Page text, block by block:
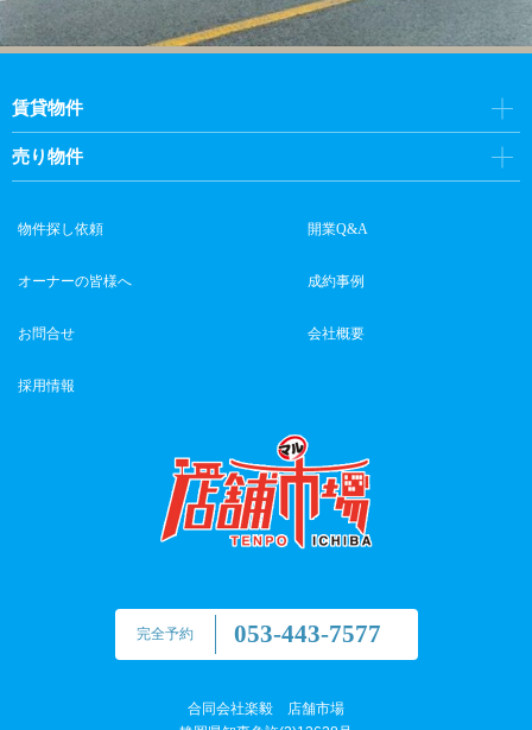
完全予約 053-443-7577
合同会社楽毅 店舗市場
賃貸物件
売り物件
物件探し依頼 開業Q&A
オーナーの皆様へ 成約事例
お問合せ 会社概要
採用情報